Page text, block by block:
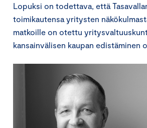
Lopuksi on todettava, että
toimikautensa yritysten
matkoille on otettu
kansainvälisen kaupan edistäminen